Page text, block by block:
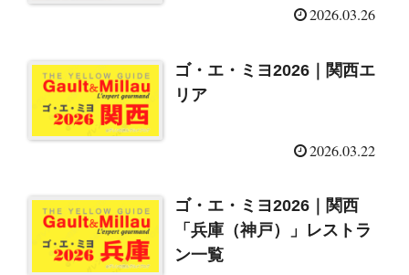
2026.03.26
ゴ・エ・ミヨ2026｜関西エ
リア
2026.03.22
ゴ・エ・ミヨ2026｜関西
「兵庫（神戸）」レストラ
ン一覧